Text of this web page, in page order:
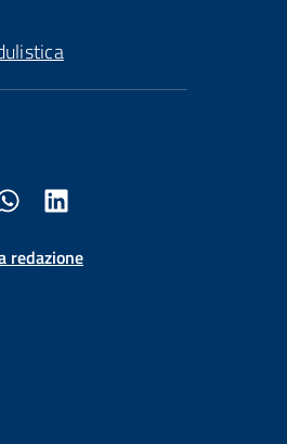
di Arezzo
Comune di Arezzo
Twitter Comune di Arezzo
redazione